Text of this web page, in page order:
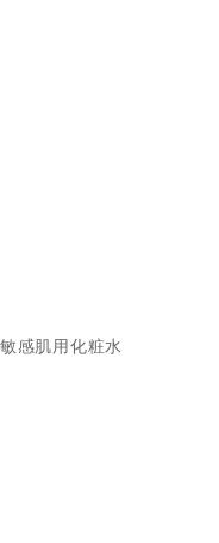
敏感肌用化粧水